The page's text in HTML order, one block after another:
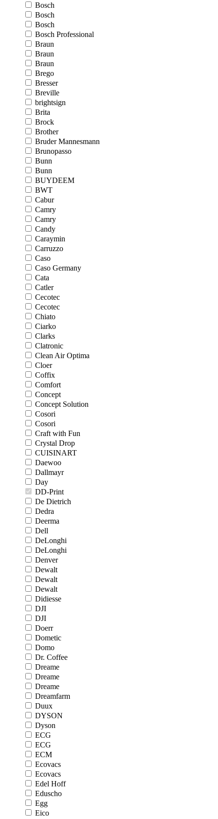
Bosch
Bosch
Bosch
Bosch Professional
Braun
Braun
Braun
Brego
Bresser
Breville
brightsign
Brita
Brock
Brother
Bruder Mannesmann
Brunopasso
Bunn
Bunn
BUYDEEM
BWT
Cabur
Camry
Camry
Candy
Caraymin
Carruzzo
Caso
Caso Germany
Cata
Catler
Cecotec
Cecotec
Chiato
Ciarko
Clarks
Clatronic
Clean Air Optima
Cloer
Coffix
Comfort
Concept
Concept Solution
Cosori
Cosori
Craft with Fun
Crystal Drop
CUISINART
Daewoo
Dallmayr
Day
DD-Print
De Dietrich
Dedra
Deerma
Dell
DeLonghi
DeLonghi
Denver
Dewalt
Dewalt
Dewalt
Didiesse
DJI
DJI
Doerr
Dometic
Domo
Dr. Coffee
Dreame
Dreame
Dreame
Dreamfarm
Duux
DYSON
Dyson
ECG
ECG
ECM
Ecovacs
Ecovacs
Edel Hoff
Eduscho
Egg
Eico